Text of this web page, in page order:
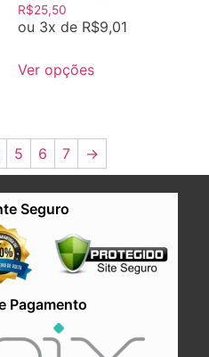
R$25,50
ou 3x de R$9,01
Ver opções
5 6 7 →
Seguro
Pagamento